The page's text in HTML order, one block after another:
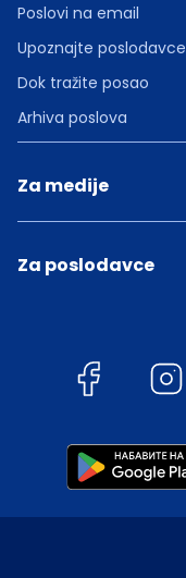
Poslovi na email
Upoznajte poslodavce
Dok tražite posao
Arhiva poslova
Za medije
Za poslodavce